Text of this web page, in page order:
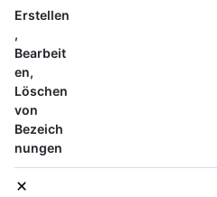
Erstellen
,
Bearbeit
en,
Löschen
von
Bezeich
nungen